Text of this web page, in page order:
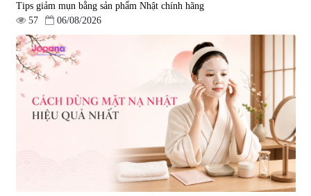
Tips giảm mụn bằng sản phẩm Nhật chính hãng
57
06/08/2026